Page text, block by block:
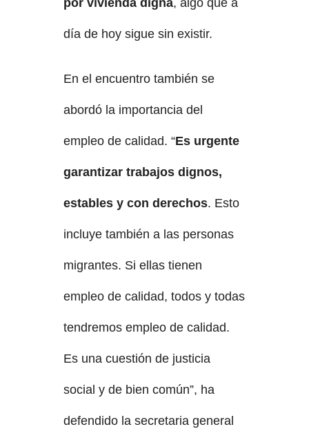
día de hoy sigue sin existir.
En el encuentro también se
abordó la importancia del
empleo de calidad. “Es urgente
garantizar trabajos dignos,
estables y con derechos. Esto
incluye también a las personas
migrantes. Si ellas tienen
empleo de calidad, todos y todas
tendremos empleo de calidad.
Es una cuestión de justicia
social y de bien común”, ha
defendido la secretaria general